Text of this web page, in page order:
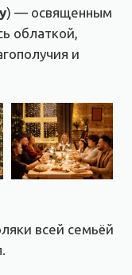
) — освященным
облаткой,
и
всей семьёй